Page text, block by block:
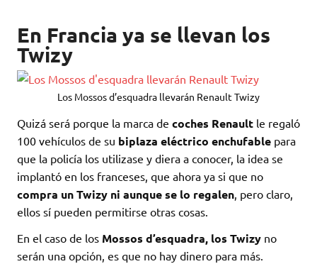
En Francia ya se llevan los
Twizy
Los Mossos d’esquadra llevarán Renault Twizy
Quizá será porque la marca de coches Renault le regaló
100 vehículos de su biplaza eléctrico enchufable para
que la policía los utilizase y diera a conocer, la idea se
implantó en los franceses, que ahora ya si que no
compra un Twizy ni aunque se lo regalen, pero claro,
ellos sí pueden permitirse otras cosas.
En el caso de los Mossos d’esquadra, los Twizy no
serán una opción, es que no hay dinero para más.